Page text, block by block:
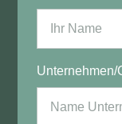
Unternehmen/